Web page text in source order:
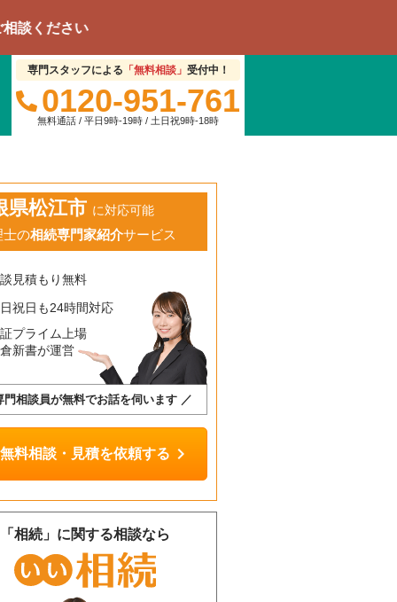
い
専門スタッフによる 「無料相談」 受付中！
0120-951-761
無料通話 / 平日9時-19時 / 土日祝9時-18時
県松江市 に対応可能
士の相続専門家紹介サービス
見積もり無料
祝日も24時間対応
プライム上場
新書が運営
門相談員が無料でお話を伺います ／
無料相談・見積を依頼する chevron_right
「相続」に関する相談なら